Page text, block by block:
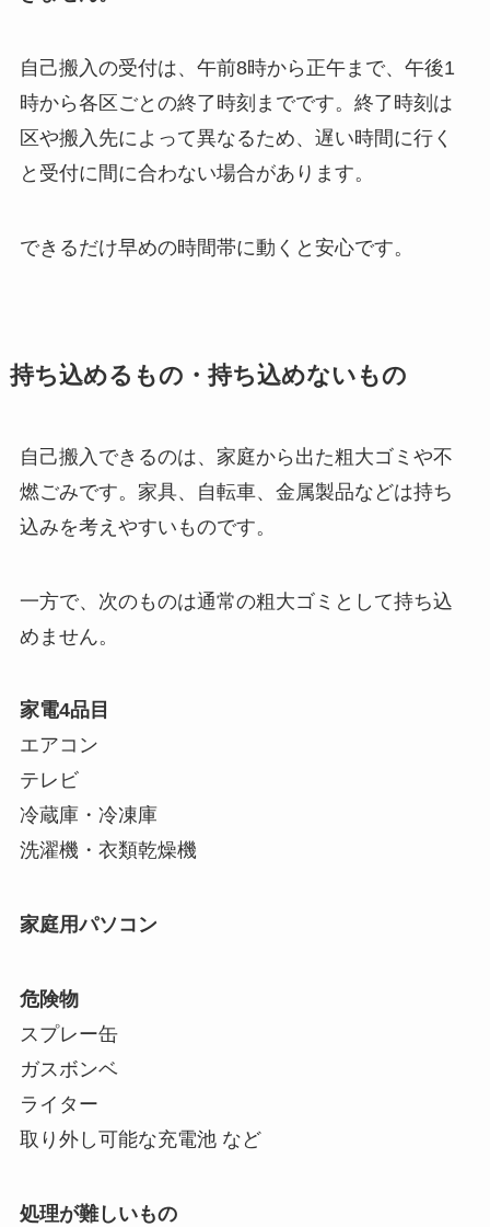
自己搬入の受付は、午前8時から正午まで、午後1
時から各区ごとの終了時刻までです。終了時刻は
区や搬入先によって異なるため、遅い時間に行く
と受付に間に合わない場合があります。
できるだけ早めの時間帯に動くと安心です。
持ち込めるもの・持ち込めないもの
自己搬入できるのは、家庭から出た粗大ゴミや不
燃ごみです。家具、自転車、金属製品などは持ち
込みを考えやすいものです。
一方で、次のものは通常の粗大ゴミとして持ち込
めません。
家電4品目
エアコン
テレビ
冷蔵庫・冷凍庫
洗濯機・衣類乾燥機
家庭用パソコン
危険物
スプレー缶
ガスボンベ
ライター
取り外し可能な充電池 など
処理が難しいもの